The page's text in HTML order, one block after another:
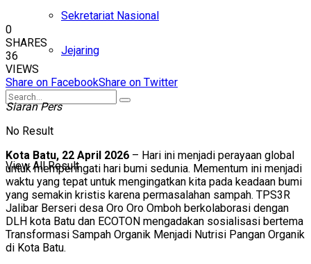
Sekretariat Nasional
Jejaring
No Result
View All Result
0
SHARES
36
VIEWS
Share on FacebookShare on Twitter
Siaran Pers
Kota Batu, 22 April 2026 – Hari ini menjadi perayaan global
untuk memperingati hari bumi sedunia. Mementum ini menjadi
waktu yang tepat untuk mengingatkan kita pada keadaan bumi
yang semakin kristis karena permasalahan sampah. TPS3R
Jalibar Berseri desa Oro Oro Omboh berkolaborasi dengan
DLH kota Batu dan ECOTON mengadakan sosialisasi bertema
Transformasi Sampah Organik Menjadi Nutrisi Pangan Organik
di Kota Batu.